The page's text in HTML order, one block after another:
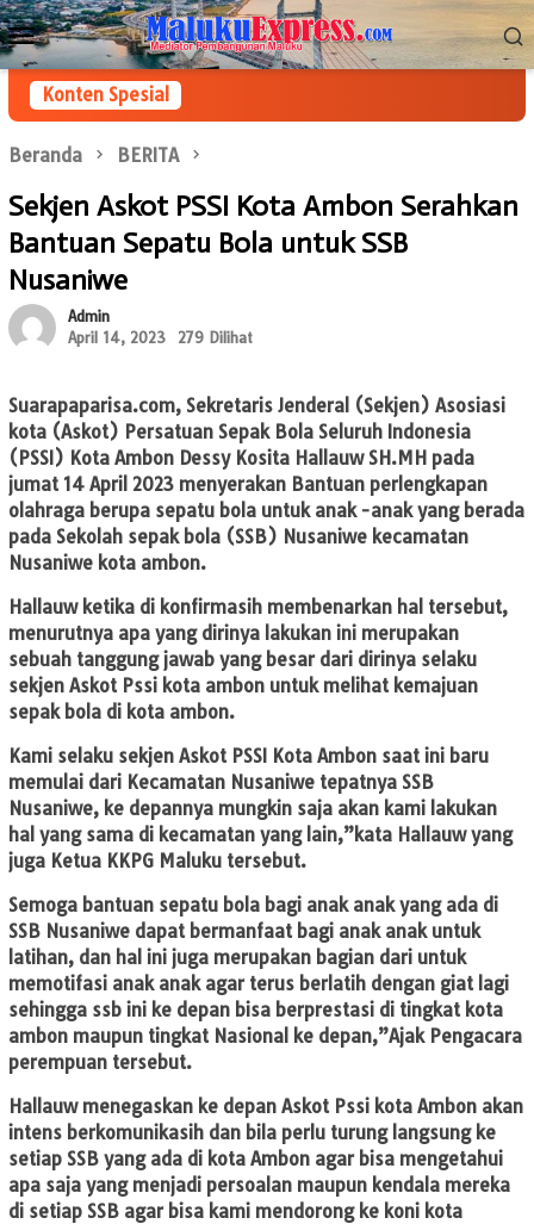
Loncat
ke
konten
Menu
Mobile
Konten Spesial
Beranda BERITA
Sekjen Askot PSSI Kota Ambon Serahkan
Bantuan Sepatu Bola untuk SSB
Nusaniwe
Admin
April 14, 2023
279 Dilihat
Suarapaparisa.com, Sekretaris Jenderal (Sekjen) Asosiasi
kota (Askot) Persatuan Sepak Bola Seluruh Indonesia
(PSSI) Kota Ambon Dessy Kosita Hallauw SH.MH pada
jumat 14 April 2023 menyerakan Bantuan perlengkapan
olahraga berupa sepatu bola untuk anak -anak yang berada
pada Sekolah sepak bola (SSB) Nusaniwe kecamatan
Nusaniwe kota ambon.
Hallauw ketika di konfirmasih membenarkan hal tersebut,
menurutnya apa yang dirinya lakukan ini merupakan
sebuah tanggung jawab yang besar dari dirinya selaku
sekjen Askot Pssi kota ambon untuk melihat kemajuan
sepak bola di kota ambon.
Kami selaku sekjen Askot PSSI Kota Ambon saat ini baru
memulai dari Kecamatan Nusaniwe tepatnya SSB
Nusaniwe, ke depannya mungkin saja akan kami lakukan
hal yang sama di kecamatan yang lain,”kata Hallauw yang
juga Ketua KKPG Maluku tersebut.
Semoga bantuan sepatu bola bagi anak anak yang ada di
SSB Nusaniwe dapat bermanfaat bagi anak anak untuk
latihan, dan hal ini juga merupakan bagian dari untuk
memotifasi anak anak agar terus berlatih dengan giat lagi
sehingga ssb ini ke depan bisa berprestasi di tingkat kota
ambon maupun tingkat Nasional ke depan,”Ajak Pengacara
perempuan tersebut.
Hallauw menegaskan ke depan Askot Pssi kota Ambon akan
intens berkomunikasih dan bila perlu turung langsung ke
setiap SSB yang ada di kota Ambon agar bisa mengetahui
apa saja yang menjadi persoalan maupun kendala mereka
di setiap SSB agar bisa kami mendorong ke koni kota